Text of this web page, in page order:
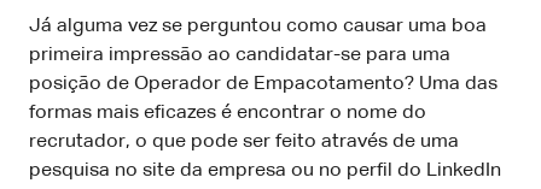
Já alguma vez se perguntou como causar uma boa
primeira impressão ao candidatar-se para uma
posição de Operador de Empacotamento? Uma das
formas mais eficazes é encontrar o nome do
recrutador, o que pode ser feito através de uma
pesquisa no site da empresa ou no perfil do LinkedIn